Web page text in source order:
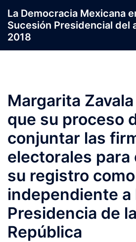
contenido
La Democracia Mexicana
Sucesión Presidencial del
2018
Margarita
que su proceso
conjuntar las
electorales para
su registro
independiente a
Presidencia de la
República